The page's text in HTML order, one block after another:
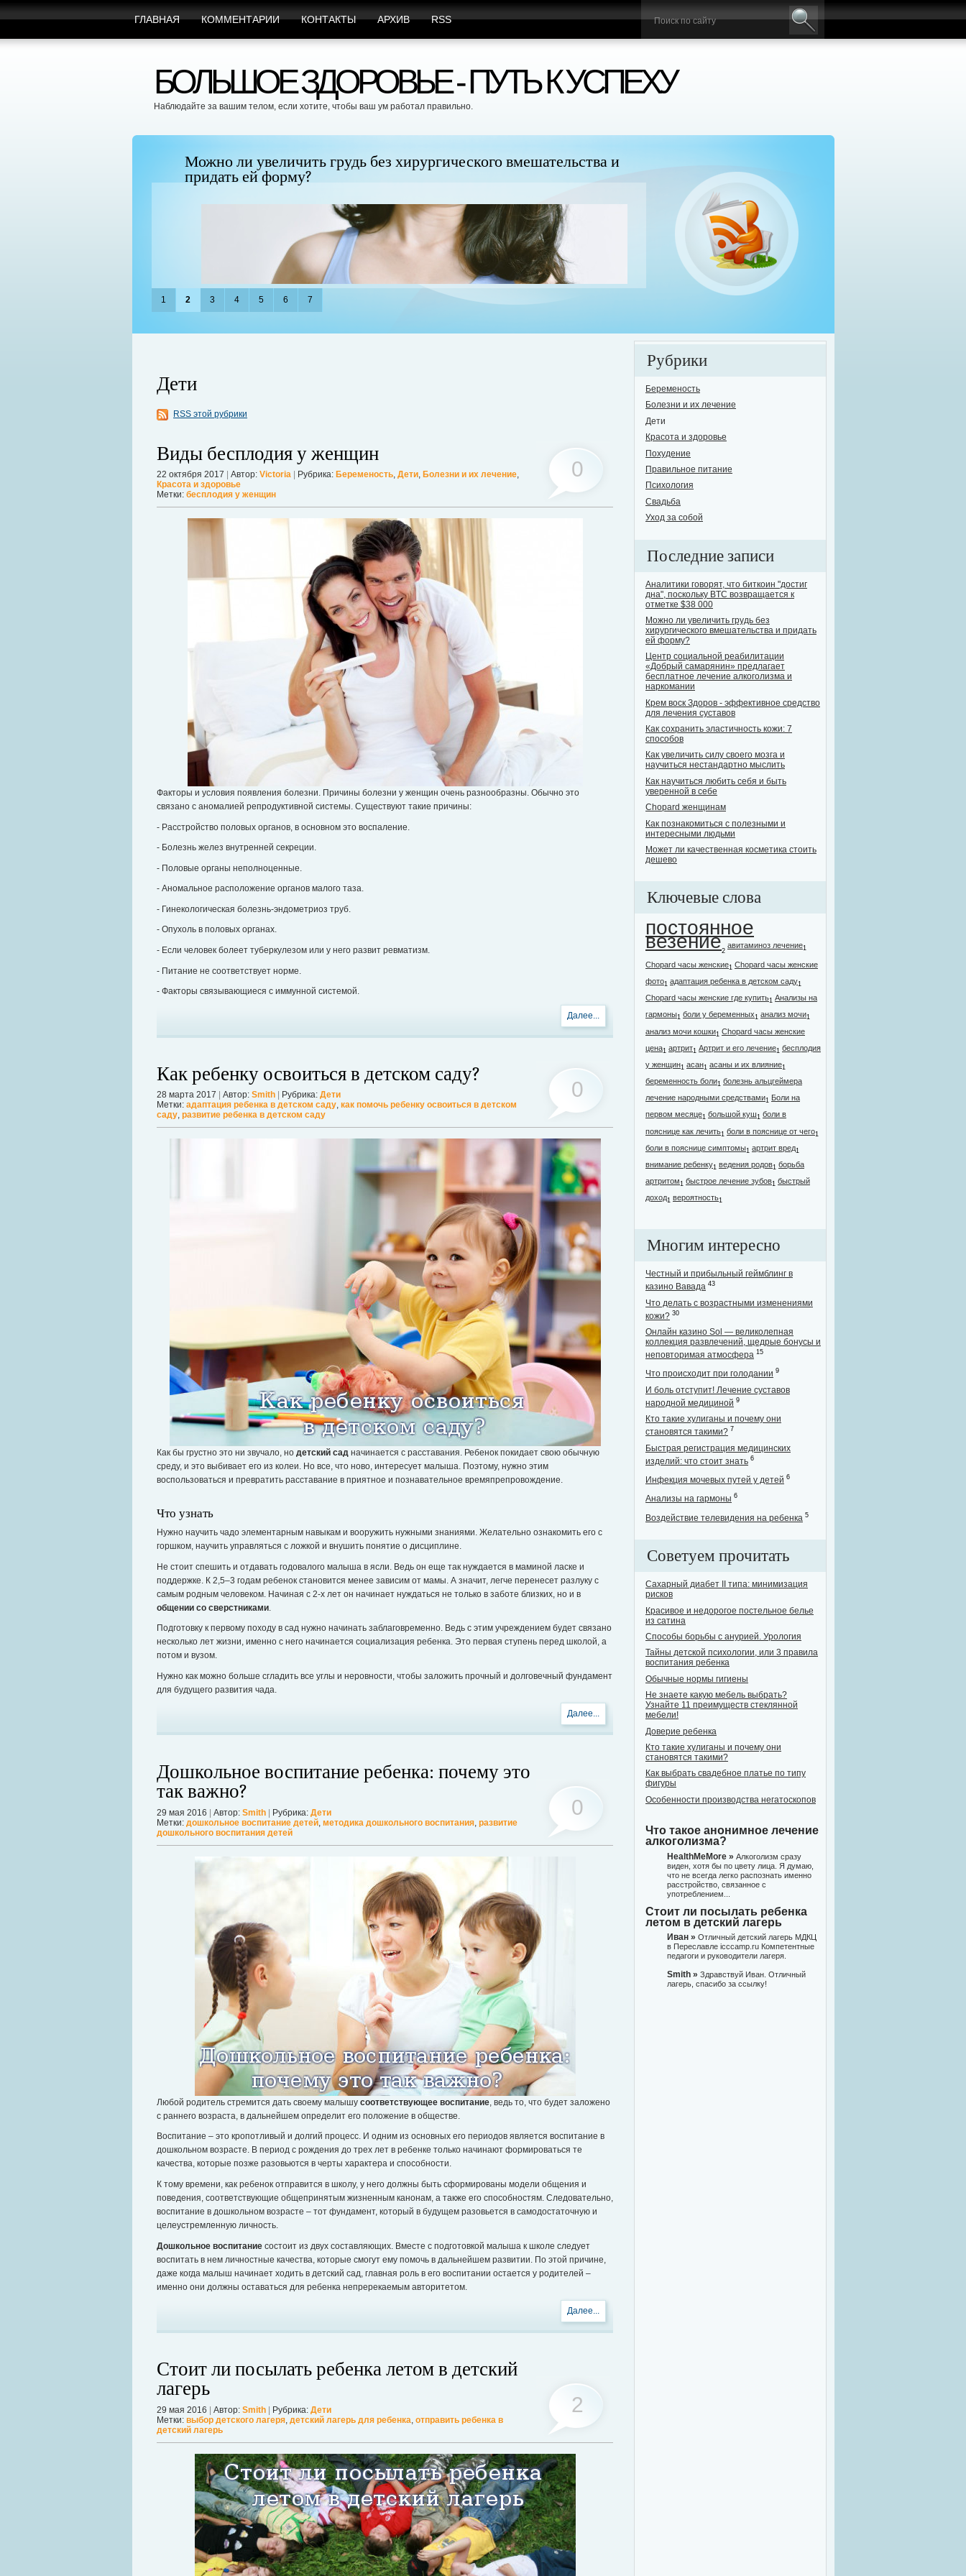
ГЛАВНАЯ КОММЕНТАРИИ КОНТАКТЫ АРХИВ RSS
БОЛЬШОЕ ЗДОРОВЬЕ - ПУТЬ К УСПЕХУ
Наблюдайте за вашим телом, если хотите, чтобы ваш ум работал правильно.
Можно ли увеличить грудь без хирургического вмешательства и
придать ей форму?
Можно ли увеличить грудь без операции? Таким вопросом задаются многие женщины, желающие поддерживать
себя в форме. Давайте же подробнее рассмотрим этот вопрос. А для того, чтобы легче было понять о чем идет
речь, нужно углубиться в анатомию.
бесплатное лечение алкоголизма и наркомании
Хотелось бы поднять одну из самых острых и в то же время опасных проблем
могут назвать себя трезвенниками. Остальные варьируются, от "пьющих
Далее...
1 2 3 4 5 6 7
Дети
RSS этой рубрики
Виды бесплодия у женщин
22 октября 2017 Автор: Victoria Рубрика: Беременость, Дети, Болезни и их лечение,
Красота и здоровье
Метки: бесплодия у женщин
0
Факторы и условия появления болезни. Причины болезни у женщин очень разнообразны. Обычно это
связано с аномалией репродуктивной системы. Существуют такие причины:
- Расстройство половых органов, в основном это воспаление.
- Болезнь желез внутренней секреции.
- Половые органы неполноценные.
- Аномальное расположение органов малого таза.
- Гинекологическая болезнь-эндометриоз труб.
- Опухоль в половых органах.
- Если человек болеет туберкулезом или у него развит ревматизм.
- Питание не соответствует норме.
- Факторы связывающиеся с иммунной системой.
Далее...
Как ребенку освоиться в детском саду?
28 марта 2017 Автор: Smith Рубрика: Дети
Метки: адаптация ребенка в детском саду, как помочь ребенку освоиться в детском
саду, развитие ребенка в детском саду
0
Как бы грустно это ни звучало, но детский сад начинается с расставания. Ребенок покидает свою обычную
среду, и это выбивает его из колеи. Но все, что ново, интересует малыша. Поэтому, нужно этим
воспользоваться и превратить расставание в приятное и познавательное времяпрепровождение.
Что узнать
Нужно научить чадо элементарным навыкам и вооружить нужными знаниями. Желательно ознакомить его с
горшком, научить управляться с ложкой и внушить понятие о дисциплине.
Не стоит спешить и отдавать годовалого малыша в ясли. Ведь он еще так нуждается в маминой ласке и
поддержке. К 2,5–3 годам ребенок становится менее зависим от мамы. А значит, легче перенесет разлуку с
самым родным человеком. Начиная с 2-х лет он начинает нуждаться не только в заботе близких, но и в
общении со сверстниками
Подготовку к первому походу в сад нужно начинать заблаговременно. Ведь с этим учреждением будет связано
несколько лет жизни, именно с него начинается социализация ребенка. Это первая ступень перед школой, а
потом и вузом.
Нужно как можно больше сгладить все углы и неровности, чтобы заложить прочный и долговечный фундамент
для будущего развития чада.
Далее...
Дошкольное воспитание ребенка: почему это
так важно?
29 мая 2016 | Автор: Smith | Рубрика: Дети
Метки: дошкольное воспитание детей, методика дошкольного воспитания, развитие
дошкольного воспитания детей
0
Любой родитель стремится дать своему малышу соответствующее воспитание , ведь то, что будет заложено
с раннего возраста, в дальнейшем определит его положение в обществе.
Воспитание – это кропотливый и долгий процесс. И одним из основных его периодов является воспитание в
дошкольном возрасте. В период с рождения до трех лет в ребенке только начинают формироваться те
качества, которые позже разовьются в черты характера и способности.
К тому времени, как ребенок отправится в школу, у него должны быть сформированы модели общения и
поведения, соответствующие общепринятым жизненным канонам, а также его способностям. Следовательно,
воспитание в дошкольном возрасте – тот фундамент, который в будущем разовьется в самодостаточную и
целеустремленную личность.
Дошкольное воспитание состоит из двух составляющих. Вместе с подготовкой малыша к школе следует
воспитать в нем личностные качества, которые смогут ему помочь в дальнейшем развитии. По этой причине,
даже когда малыш начинает ходить в детский сад, главная роль в его воспитании остается у родителей –
именно они должны оставаться для ребенка непререкаемым авторитетом.
Далее...
Стоит ли посылать ребенка летом в детский
лагерь
29 мая 2016 | Автор: Smith | Рубрика: Дети
Метки: выбор детского лагеря детский лагерь для ребенка отправить ребенка в
детский лагерь
2
Рубрики
Беременость
Болезни и их лечение
Дети
Красота и здоровье
Похудение
Правильное питание
Психология
Свадьба
Уход за собой
Последние записи
Аналитики говорят, что биткоин "достиг
дна", поскольку BTC возвращается к
отметке $38 000
Можно ли увеличить грудь без
хирургического вмешательства и придать
ей форму?
Центр социальной реабилитации
«Добрый самарянин» предлагает
бесплатное лечение алкоголизма и
наркомании
Крем воск Здоров - эффективное средство
для лечения суставов
Как сохранить эластичность кожи: 7
способов
Как увеличить силу своего мозга и
научиться нестандартно мыслить
Как научиться любить себя и быть
уверенной в себе
Chopard женщинам
Как познакомиться с полезными и
интересными людьми
Может ли качественная косметика стоить
дешево
Ключевые слова
постоянное
везение2
авитаминоз лечение1
Chopard часы женские1 Chopard часы женские
фото1 адаптация ребенка в детском саду1
Chopard часы женские где купить1 Анализы на
гармоны1 боли у беременных1 анализ мочи1
анализ мочи кошки1 Chopard часы женские
цена1 артрит1 Артрит и его лечение1 бесплодия
у женщин1 асан1 асаны и их влияние1
беременность боли1 болезнь альцгеймера
лечение народными средствами1 Боли на
первом месяце1 большой куш1 боли в
пояснице как лечить1 боли в пояснице от чего1
боли в пояснице симптомы1 артрит вред1
внимание ребенку1 ведения родов1 борьба
артритом1 быстрое лечение зубов1 быстрый
доход1 вероятность1
Многим интересно
Честный и прибыльный геймблинг в
казино Вавада 43
Что делать с возрастными изменениями
кожи? 30
Онлайн казино Sol — великолепная
коллекция развлечений, щедрые бонусы и
неповторимая атмосфера 15
Что происходит при голодании 9
И боль отступит! Лечение суставов
народной медициной 9
Кто такие хулиганы и почему они
становятся такими? 7
Быстрая регистрация медицинских
изделий: что стоит знать 6
Инфекция мочевых путей у детей 6
Анализы на гармоны 6
Воздействие телевидения на ребенка 5
Советуем прочитать
Сахарный диабет II типа: минимизация
рисков
Красивое и недорогое постельное белье
из сатина
Способы борьбы с анурией. Урология
Тайны детской психологии, или 3 правила
воспитания ребенка
Обычные нормы гигиены
Не знаете какую мебель выбрать?
Узнайте 11 преимуществ стеклянной
мебели!
Доверие ребенка
Кто такие хулиганы и почему они
становятся такими?
Как выбрать свадебное платье по типу
фигуры
Особенности производства негатоскопов
Что такое анонимное лечение
алкоголизма?
HealthMeMore » Алкоголизм сразу
виден, хотя бы по цвету лица. Я думаю,
что не всегда легко распознать именно
расстройство, связанное с
употреблением...
Стоит ли посылать ребенка
летом в детский лагерь
Иван » Отличный детский лагерь МДКЦ
в Переславле icccamp.ru Компетентные
педагоги и руководители лагеря.
Smith » Здравствуй Иван. Отличный
лагерь, спасибо за ссылку!